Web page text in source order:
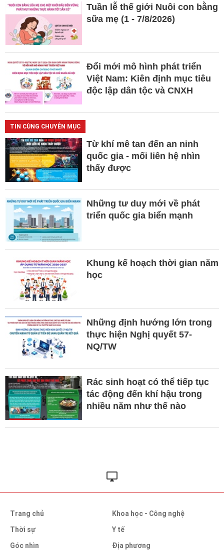
Tuần lễ thế giới Nuôi con bằng
sữa mẹ (1 - 7/8/2026)
Đổi mới mô hình phát triển
Việt Nam: Kiên định mục tiêu
độc lập dân tộc và CNXH
TIN CÙNG CHUYÊN MỤC
Từ khí mê tan đến an ninh
quốc gia - mối liên hệ nhìn
thấy được
Những tư duy mới về phát
triển quốc gia biển mạnh
Khung kế hoạch thời gian năm
học
Những định hướng lớn trong
thực hiện Nghị quyết 57-
NQ/TW
Rác sinh hoạt có thể tiếp tục
tác động đến khí hậu trong
nhiều năm như thế nào
Trang chủ
Thời sự
Góc nhìn
Khoa học - Công nghệ
Y tế
Địa phương